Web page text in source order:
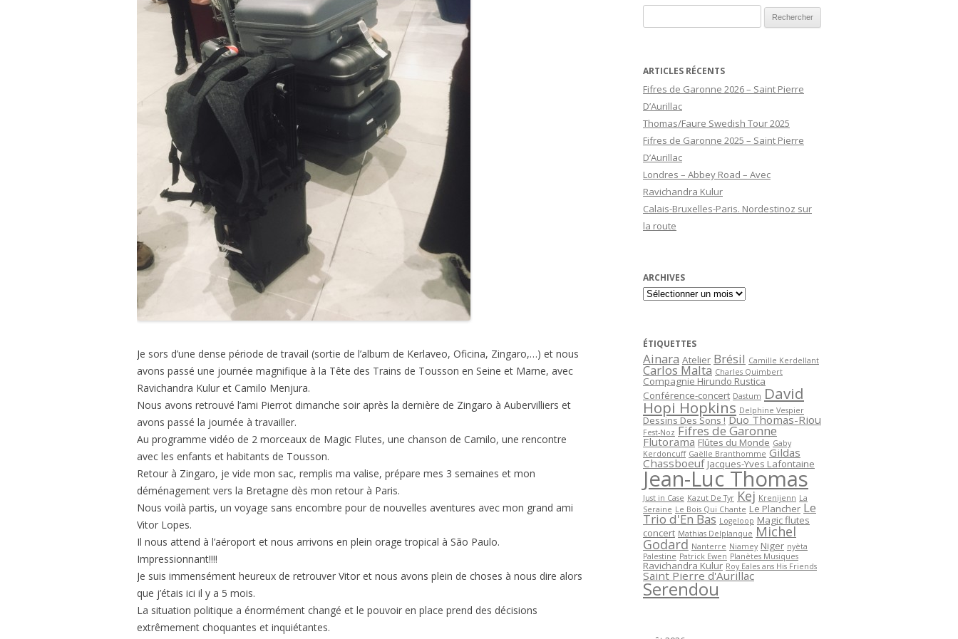
Je sors d’une dense période de travail (sortie de l’album de Kerlaveo, Oficina, Zingaro,…) et nous
avons passé une journée magnifique à la Tête des Trains de Tousson en Seine et Marne, avec
Ravichandra Kulur et Camilo Menjura.
Nous avons retrouvé l’ami Pierrot dimanche soir après la dernière de Zingaro à Aubervilliers et
avons passé la journée à travailler.
Au programme vidéo de 2 morceaux de Magic Flutes, une chanson de Camilo, une rencontre
avec les enfants et habitants de Tousson.
Retour à Zingaro, je vide mon sac, remplis ma valise, prépare mes 3 semaines et mon
déménagement vers la Bretagne dès mon retour à Paris.
Nous voilà partis, un voyage sans encombre pour de nouvelles aventures avec mon grand ami
Vitor Lopes.
Il nous attend à l’aéroport et nous arrivons en plein orage tropical à São Paulo.
Impressionnant!!!!
Je suis immensément heureux de retrouver Vitor et nous avons plein de choses à nous dire alors
que j’étais ici il y a 5 mois.
La situation politique a énormément changé et le pouvoir en place prend des décisions
extrêmement choquantes et inquiétantes.
ARTICLES RÉCENTS
Fifres de Garonne 2026 – Saint Pierre
D’Aurillac
Thomas/Faure Swedish Tour 2025
Fifres de Garonne 2025 – Saint Pierre
D’Aurillac
Londres – Abbey Road – Avec
Ravichandra Kulur
Calais-Bruxelles-Paris. Nordestinoz sur
la route
ARCHIVES
Archives
ÉTIQUETTES
Ainara Atelier Brésil Camille Kerdellant
Carlos Malta Charles Quimbert
Compagnie Hirundo Rustica
Conférence-concert Dastum David
Hopi Hopkins Delphine Vespier
Dessins Des Sons ! Duo Thomas-Riou
Fest-Noz Fifres de Garonne
Flutorama Flûtes du Monde Gaby
Kerdoncuff Gaëlle Branthomme Gildas
Chassboeuf Jacques-Yves Lafontaine
Jean-Luc Thomas
Just in Case Kazut De Tyr Kej Krenijenn La
Seraine Le Bois Qui Chante Le Plancher Le
Trio d'En Bas Logeloop Magic flutes
concert Mathias Delplanque Michel
Godard Nanterre Niamey Niger nyèta
Palestine Patrick Ewen Planètes Musiques
Ravichandra Kulur Roy Eales ans His Friends
Saint Pierre d'Aurillac
Serendou